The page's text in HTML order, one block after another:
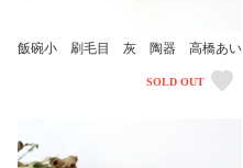
飯碗小 刷毛目 灰 陶器 高橋あい
SOLD OUT